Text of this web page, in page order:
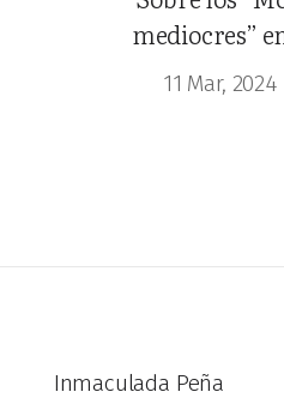
mediocres”
11 Mar, 2024|
Inmaculada Peña